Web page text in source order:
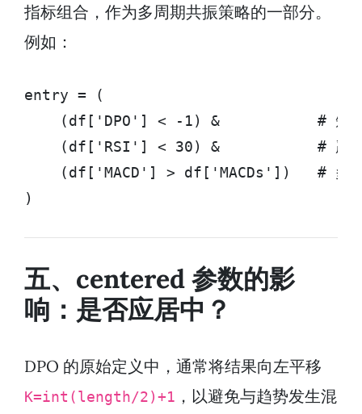
指标组合，作为多周期共振策略的一部分。
例如：
entry = (
(df['DPO'] < -1) &           # 短期
(df['RSI'] < 30) &           # 严
(df['MACD'] > df['MACDs'])   # 多头
)
五、centered 参数的影
响：是否应居中？
DPO 的原始定义中，通常将结果向左平移
K=int(length/2)+1 ，以避免与趋势发生混